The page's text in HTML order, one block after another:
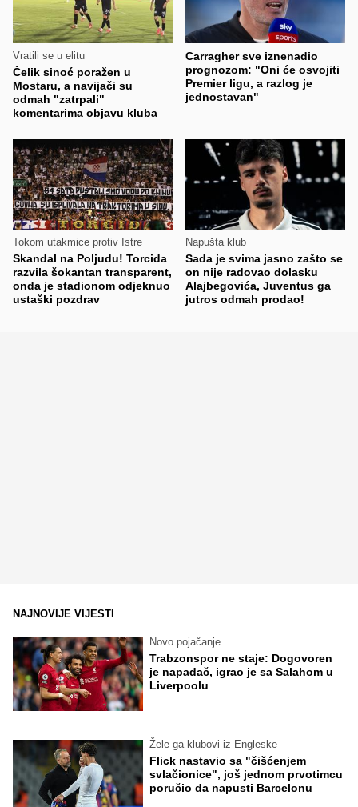
Vratili se u elitu
Čelik sinoć poražen u
Mostaru, a navijači su
odmah "zatrpali"
komentarima objavu kluba
Carragher sve iznenadio
prognozom: "Oni će osvojiti
Premier ligu, a razlog je
jednostavan"
Tokom utakmice protiv Istre
Skandal na Poljudu! Torcida
razvila šokantan transparent,
onda je stadionom odjeknuo
ustaški pozdrav
Napušta klub
Sada je svima jasno zašto se
on nije radovao dolasku
Alajbegovića, Juventus ga
jutros odmah prodao!
NAJNOVIJE VIJESTI
Novo pojačanje
Trabzonspor ne staje: Dogovoren
je napadač, igrao je sa Salahom u
Liverpoolu
Žele ga klubovi iz Engleske
Flick nastavio sa "čišćenjem
svlačionice", još jednom prvotimcu
poručio da napusti Barcelonu